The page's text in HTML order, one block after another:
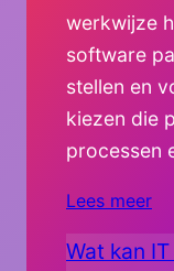
werkwijze
software
stellen en
kiezen die
processen
Lees meer
Wat kan